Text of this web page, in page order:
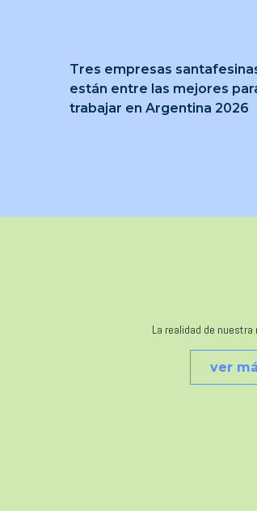
Tres empresas
están entre las mejores
trabajar en Argentina 2026
La realidad de nuestra
ver